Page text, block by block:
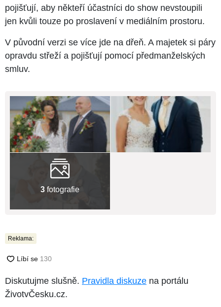
pojišťují, aby někteří účastníci do show nevstoupili
jen kvůli touze po proslavení v mediálním prostoru.
V původní verzi se více jde na dřeň. A majetek si páry
opravdu střeží a pojišťují pomocí předmanželských
smluv.
3 fotografie
Reklama:
Diskutujme slušně. Pravidla diskuze na portálu
ŽivotvČesku.cz.